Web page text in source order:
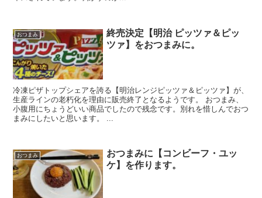
おつまみ
終売決定【明治 ピッツァ＆ピッ
ツァ】をおつまみに。
冷凍ピザトップシェアを誇る【明治レンジピッツァ＆ピッツァ】が、
生産ラインの老朽化を理由に販売終了となるようです。 おつまみ、
小腹用にちょうどいい商品でしたので残念です。別れを惜しんでおつ
まみにしたいと思います。 ...
おつまみ
おつまみに【コンビーフ・ユッ
ケ】を作ります。